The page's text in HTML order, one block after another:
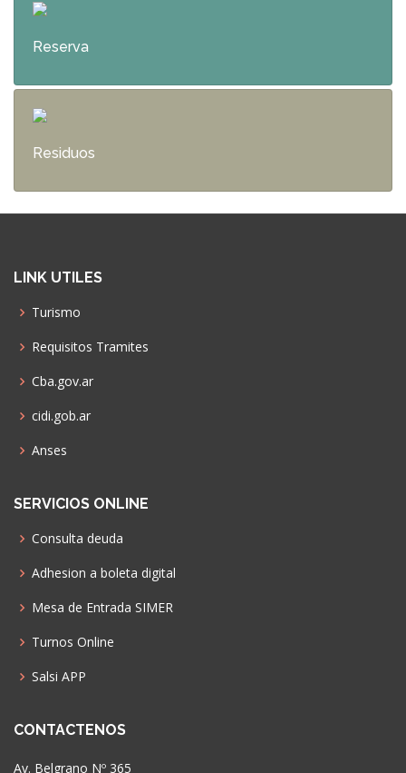
Reserva
Residuos
LINK UTILES
Turismo
Requisitos Tramites
Cba.gov.ar
cidi.gob.ar
Anses
SERVICIOS ONLINE
Consulta deuda
Adhesion a boleta digital
Mesa de Entrada SIMER
Turnos Online
Salsi APP
CONTACTENOS
Av. Belgrano Nº 365